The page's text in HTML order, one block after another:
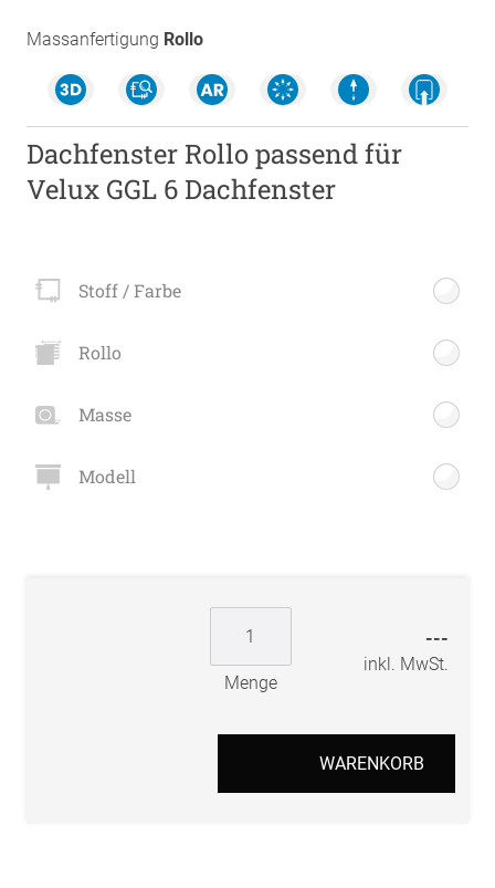
Massanfertigung Rollo
Dachfenster Rollo passend für
Velux GGL 6 Dachfenster
Stoff / Farbe
Rollo
Masse
Modell
Menge
---
inkl. MwSt.
WARENKORB